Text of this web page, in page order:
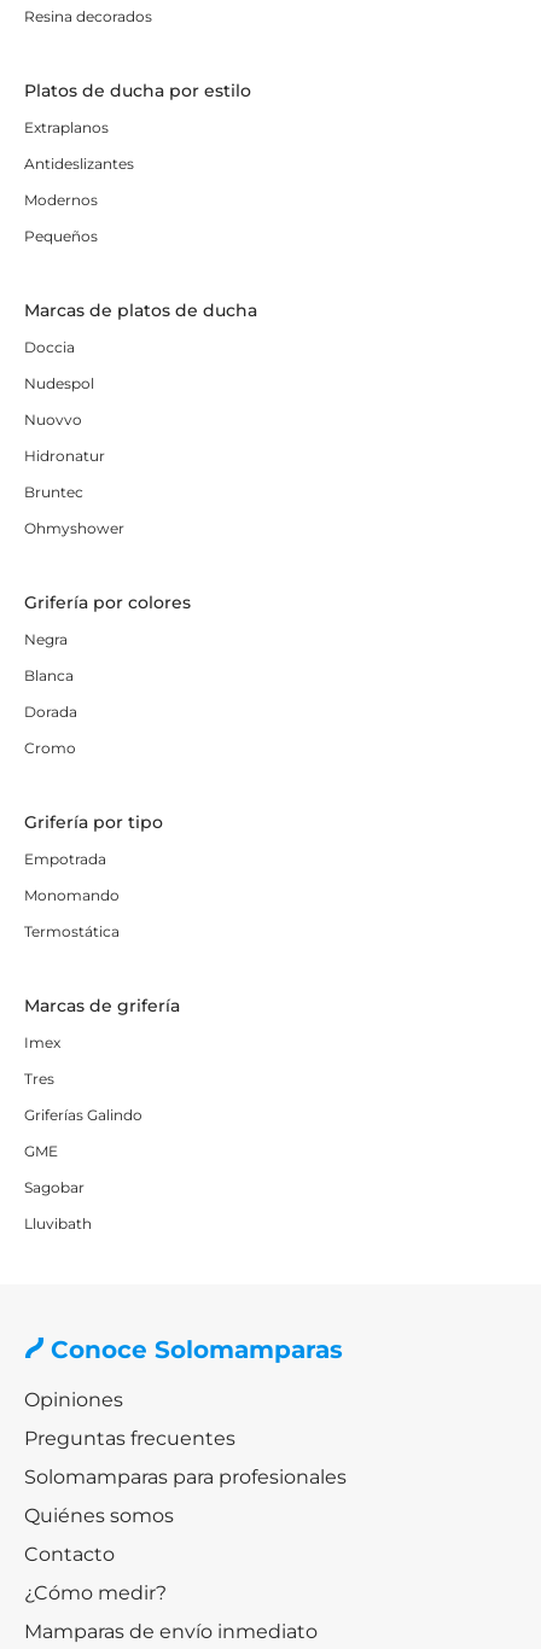
Resina decorados
Platos de ducha por estilo
Extraplanos
Antideslizantes
Modernos
Pequeños
Marcas de platos de ducha
Doccia
Nudespol
Nuovvo
Hidronatur
Bruntec
Ohmyshower
Grifería por colores
Negra
Blanca
Dorada
Cromo
Grifería por tipo
Empotrada
Monomando
Termostática
Marcas de grifería
Imex
Tres
Griferías Galindo
GME
Sagobar
Lluvibath
Conoce Solomamparas
Opiniones
Preguntas frecuentes
Solomamparas para profesionales
Quiénes somos
Contacto
¿Cómo medir?
Mamparas de envío inmediato